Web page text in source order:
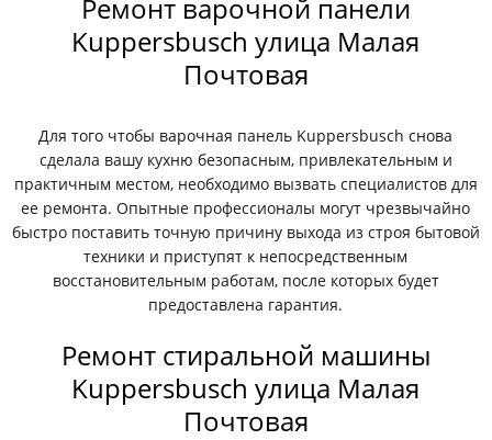
Ремонт варочной панели
Kuppersbusch улица Малая
Почтовая
Для того чтобы варочная панель Kuppersbusch снова
сделала вашу кухню безопасным, привлекательным и
практичным местом, необходимо вызвать специалистов для
ее ремонта. Опытные профессионалы могут чрезвычайно
быстро поставить точную причину выхода из строя бытовой
техники и приступят к непосредственным
восстановительным работам, после которых будет
предоставлена гарантия.
Ремонт стиральной машины
Kuppersbusch улица Малая
Почтовая